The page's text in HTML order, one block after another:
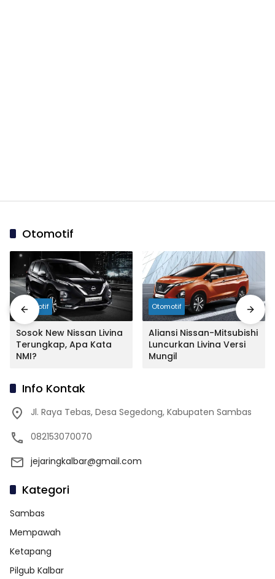
Otomotif
Otomotif
Sosok New Nissan Livina
Terungkap, Apa Kata
NMI?
Otomotif
Aliansi Nissan-Mitsubishi
Luncurkan Livina Versi
Mungil
Info Kontak
Jl. Raya Tebas, Desa Segedong, Kabupaten Sambas
082153070070
jejaringkalbar@gmail.com
Kategori
Sambas
Mempawah
Ketapang
Pilgub Kalbar